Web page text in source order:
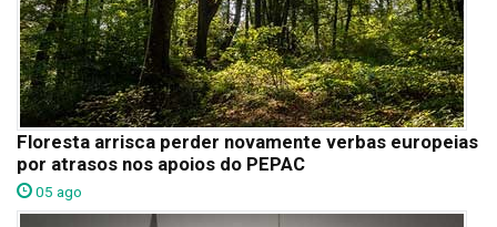
Floresta arrisca perder novamente verbas europeias
por atrasos nos apoios do PEPAC
05 ago